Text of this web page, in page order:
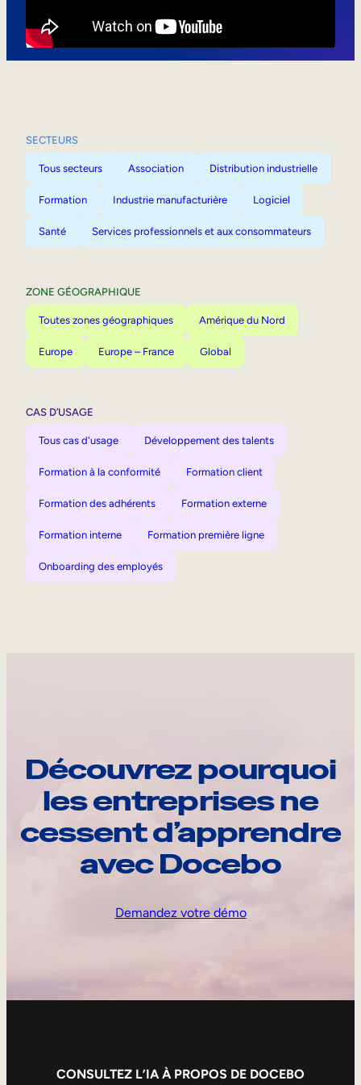
SECTEURS
Tous secteurs Association Distribution industrielle
Formation Industrie manufacturière Logiciel
Santé Services professionnels et aux consommateurs
ZONE GÉOGRAPHIQUE
Toutes zones géographiques Amérique du Nord
Europe Europe – France Global
CAS D’USAGE
Tous cas d'usage Développement des talents
Formation à la conformité Formation client
Formation des adhérents Formation externe
Formation interne Formation première ligne
Onboarding des employés
Découvrez pourquoi
les entreprises ne
cessent d’apprendre
avec Docebo
Demandez votre démo
CONSULTEZ L’IA À PROPOS DE DOCEBO